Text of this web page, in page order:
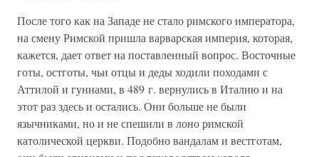
После того как на Западе не стало римского императора,
на смену Римской пришла варварская империя, которая,
кажется, дает ответ на поставленный вопрос. Восточные
готы, остготы, чьи отцы и деды ходили походами с
Аттилой и гуннами, в 489 г. вернулись в Италию и на
этот раз здесь и остались. Они больше не были
язычниками, но и не спешили в лоно римской
католической церкви. Подобно вандалам и вестготам,